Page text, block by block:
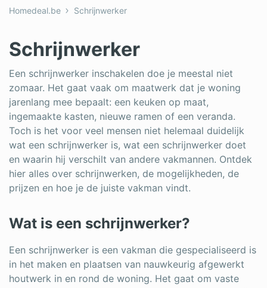
Schilder
Stukadoor
Tegelzetter
Vloeren
Vochtbestrijding
Warmtepomp
Zonnepanelen
Bent u een vakspecialist?
Log in
Homedeal.be Schrijnwerker
Schrijnwerker
Een schrijnwerker inschakelen doe je meestal niet
zomaar. Het gaat vaak om maatwerk dat je woning
jarenlang mee bepaalt: een keuken op maat,
ingemaakte kasten, nieuwe ramen of een veranda.
Toch is het voor veel mensen niet helemaal duidelijk
wat een schrijnwerker is, wat een schrijnwerker doet
en waarin hij verschilt van andere vakmannen. Ontdek
hier alles over schrijnwerken, de mogelijkheden, de
prijzen en hoe je de juiste vakman vindt.
Wat is een schrijnwerker?
Een schrijnwerker is een vakman die gespecialiseerd is
in het maken en plaatsen van nauwkeurig afgewerkt
houtwerk in en rond de woning. Het gaat om vaste